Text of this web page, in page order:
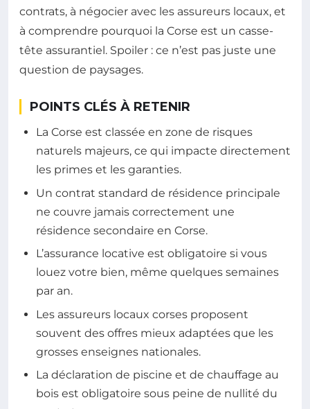
contrats, à négocier avec les assureurs locaux, et
à comprendre pourquoi la Corse est un casse-
tête assurantiel. Spoiler : ce n’est pas juste une
question de paysages.
POINTS CLÉS À RETENIR
La Corse est classée en zone de risques
naturels majeurs, ce qui impacte directement
les primes et les garanties.
Un contrat standard de résidence principale
ne couvre jamais correctement une
résidence secondaire en Corse.
L’assurance locative est obligatoire si vous
louez votre bien, même quelques semaines
par an.
Les assureurs locaux corses proposent
souvent des offres mieux adaptées que les
grosses enseignes nationales.
La déclaration de piscine et de chauffage au
bois est obligatoire sous peine de nullité du